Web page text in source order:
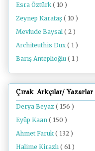
Esra Öztürk ( 10 )
Zeynep Karataş ( 10 )
Mevlude Baysal ( 2 )
Architeuthis Dux ( 1 )
Barış Anteplioğlu ( 1 )
Çırak Arkçılar/ Yazarlar
Derya Beyaz ( 156 )
Eyüp Kaan ( 150 )
Ahmet Faruk ( 132 )
Halime Kirazlı ( 61 )